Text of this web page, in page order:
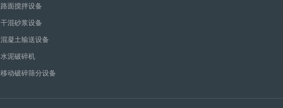
路面搅拌设备
干混砂浆设备
混凝土输送设备
水泥破碎机
移动破碎筛分设备